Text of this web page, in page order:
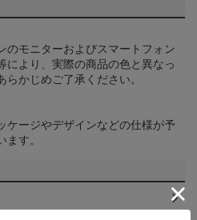
のモニターおよびスマートフォン
により、実際の商品の色と異なっ
かじめご了承ください。
ケージやデザインなどの仕様が予
す。